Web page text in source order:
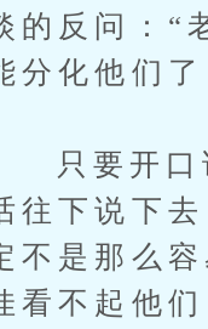
的反问：“
分化他们了
开口说
往下说下
不是那么
看不起他